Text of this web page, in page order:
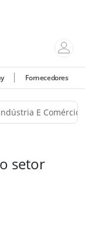
Fornecedores
E Comércio
setor